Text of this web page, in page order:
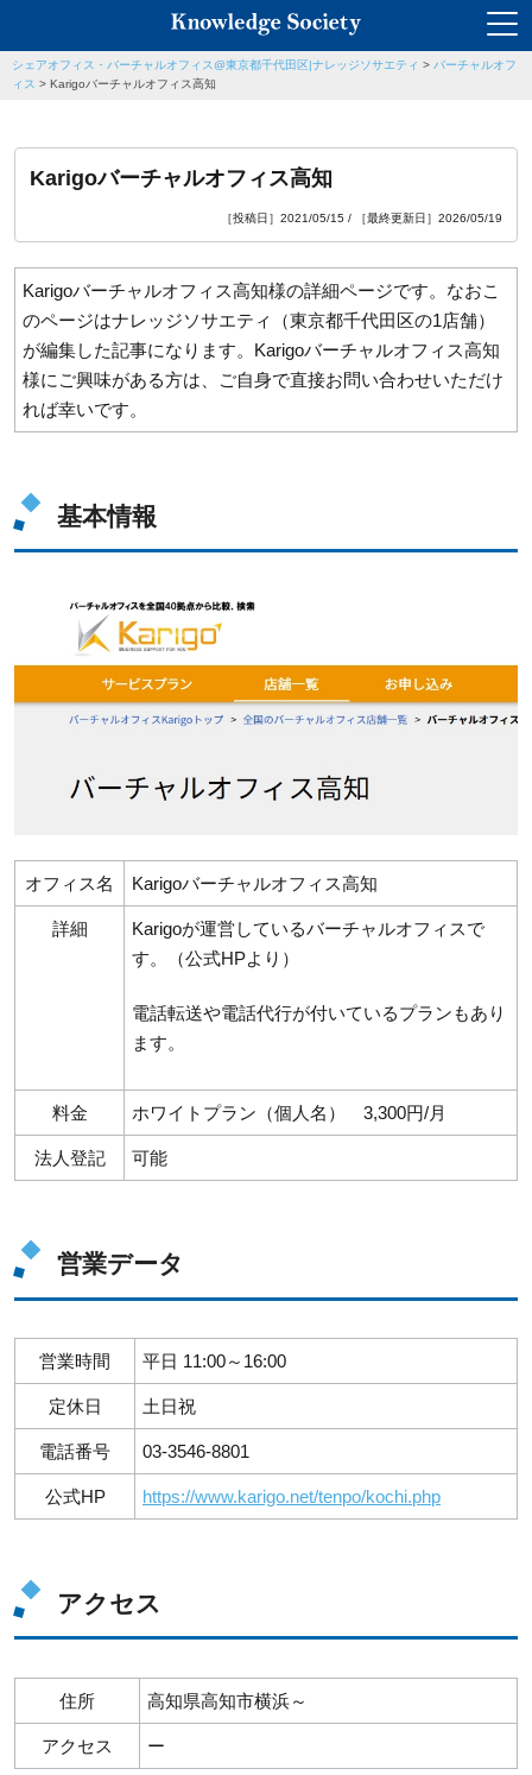
シェアオフィス・バーチャルオフィス@東京都千代田区|ナレッジソサエティ > バーチャルオフ
ィス > Karigoバーチャルオフィス高知
Karigoバーチャルオフィス高知
［投稿日］2021/05/15 / ［最終更新日］2026/05/19
Karigoバーチャルオフィス高知様の詳細ページです。なおこ
のページはナレッジソサエティ（東京都千代田区の1店舗）
が編集した記事になります。 Karigoバーチャルオフィス高知
様にご興味がある方は、ご自身で直接お問い合わせいただけ
れば幸いです。
基本情報
オフィス名 Karigoバーチャルオフィス高知
詳細
Karigoが運営しているバーチャルオフィスで
す。（公式HPより）
電話転送や電話代行が付いているプランもあり
ます。
料金 ホワイトプラン（個人名） 3,300円/月
法人登記 可能
営業データ
営業時間 平日 11:00～16:00
定休日 土日祝
電話番号 03-3546-8801
公式HP https://www.karigo.net/tenpo/kochi.php
アクセス
住所 高知県高知市横浜～
アクセス ー